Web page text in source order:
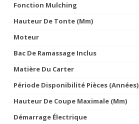
Fonction Mulching
Hauteur De Tonte (mm)
Moteur
Bac De Ramassage Inclus
Matière Du Carter
Période Disponibilité Pièces (années)
Hauteur De Coupe Maximale (mm)
Démarrage Électrique